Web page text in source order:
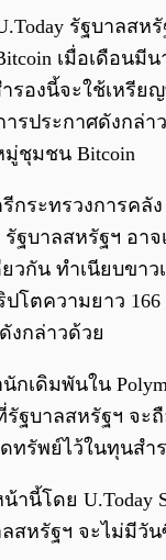
รัฐบาลสห
เมื่อเดือนมี
รองนี้จะใช้เหรีย
รประกาศดังกล่า
ชุมชน Bitcoin
ระทรวงการคลัง
ฐบาลสหรัฐฯ อาจ
กัน ทำเนียบขาว
ปโตความยาว
งกล่าวด้วย
กเดิมพันใน
รัฐบาลสหรัฐฯ จะ
ทรัพย์ไว้ในทุนสำ
านี้โดย U.Today
สหรัฐฯ จะไม่มีวัน